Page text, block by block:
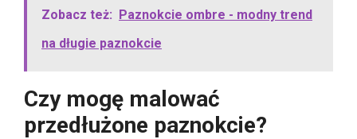
Zobacz też: Paznokcie ombre - modny trend
na długie paznokcie
Czy mogę malować
przedłużone paznokcie?